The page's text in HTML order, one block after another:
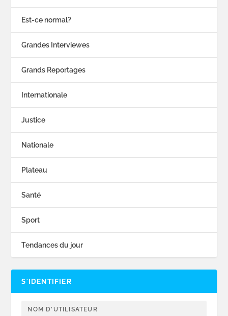
Est-ce normal?
Grandes Interviewes
Grands Reportages
Internationale
Justice
Nationale
Plateau
Santé
Sport
Tendances du jour
S’IDENTIFIER